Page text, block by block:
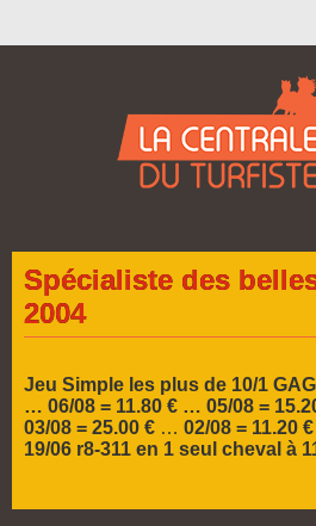
Spécialiste des
2004
Jeu Simple les plus de 10/1
… 06/08 = 11.80 € … 05/08 =
03/08 = 25.00 € … 02/08 = 11.20
19/06 r8-311 en 1 seul cheval à